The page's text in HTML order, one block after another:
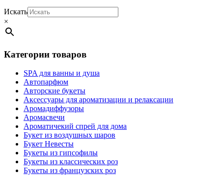
Искать
×
Категории товаров
SPA для ванны и душа
Автопарфюм
Авторские букеты
Аксессуары для ароматизации и релаксации
Аромадиффузоры
Аромасвечи
Ароматичекий спрей для дома
Букет из воздушных шаров
Букет Невесты
Букеты из гипсофилы
Букеты из классических роз
Букеты из французских роз